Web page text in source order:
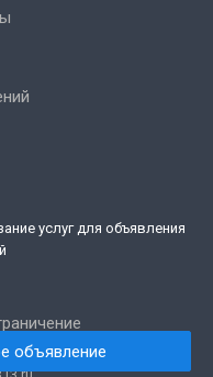
услуг для объявления
объявление